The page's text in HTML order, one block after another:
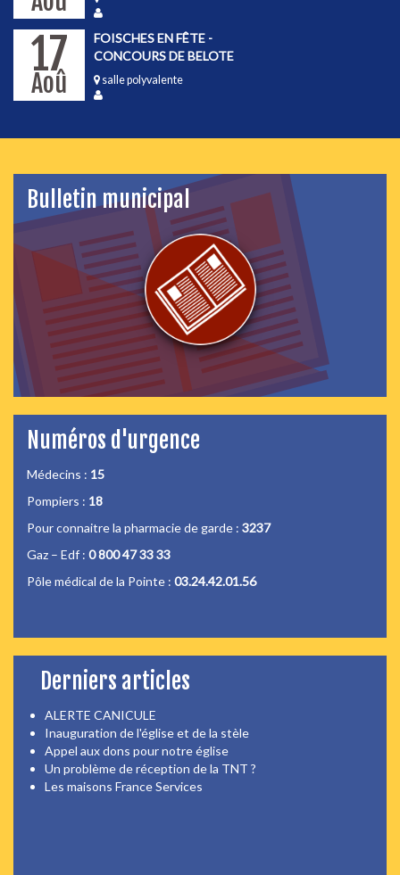
17
Aoû
FOISCHES EN FÊTE -
CONCOURS DE BELOTE
salle polyvalente
Bulletin municipal
Numéros d'urgence
Médecins : 15
Pompiers : 18
Pour connaitre la pharmacie de garde : 3237
Gaz – Edf : 0 800 47 33 33
Pôle médical de la Pointe : 03.24.42.01.56
Derniers articles
ALERTE CANICULE
Inauguration de l'église et de la stèle
Appel aux dons pour notre église
Un problème de réception de la TNT ?
Les maisons France Services